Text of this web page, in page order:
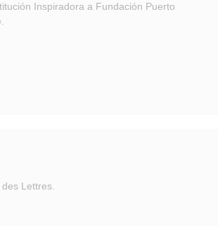
Inspiradora a Fundación Puerto
Lettres.